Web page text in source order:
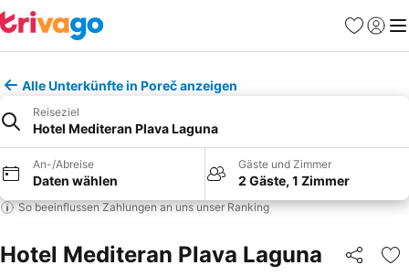
Favoriten
Alle Unterkünfte in Poreč anzeigen
Reiseziel
Hotel Mediteran Plava Laguna
An-/Abreise
Daten wählen
Gäste und Zimmer
2 Gäste, 1 Zimmer
So beeinflussen Zahlungen an uns unser Ranking
Hotel Mediteran Plava Laguna Teilen